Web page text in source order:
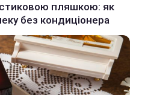
пляшкою: як
без кондиціонера